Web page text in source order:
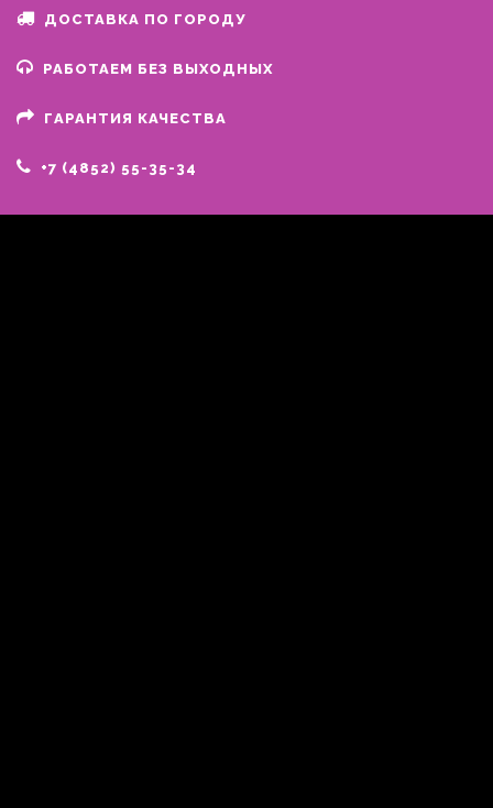
ДОСТАВКА ПО ГОРОДУ
РАБОТАЕМ БЕЗ ВЫХОДНЫХ
ГАРАНТИЯ КАЧЕСТВА
+7 (4852) 55-35-34